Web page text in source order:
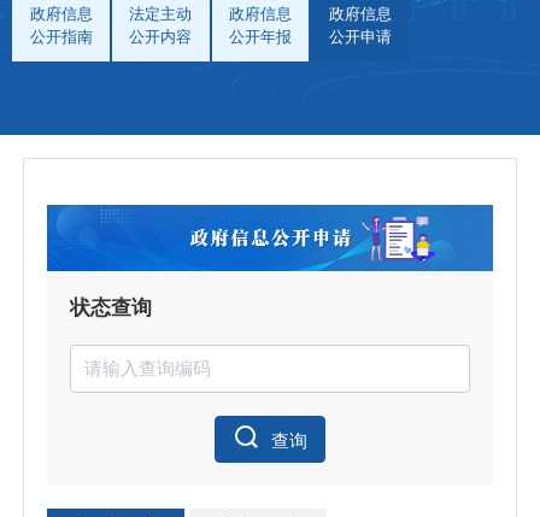
政府信息
公开指南
法定主动
公开内容
政府信息
公开年报
政府信息
公开申请
状态查询
查询